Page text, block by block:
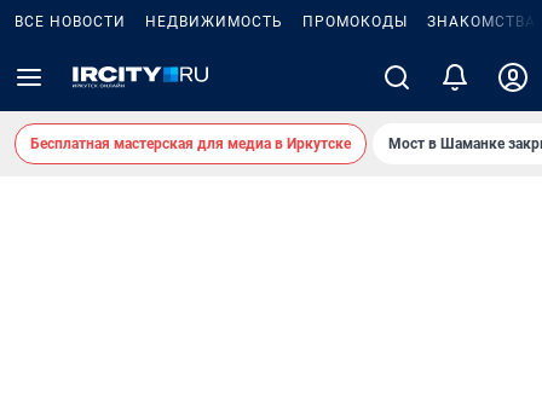
ВСЕ НОВОСТИ НЕДВИЖИМОСТЬ ПРОМОКОДЫ ЗНАКОМСТВА
Бесплатная мастерская для медиа в Иркутске Мост в Шаманке